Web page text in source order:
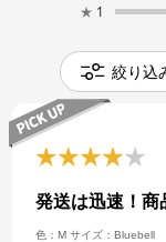
★ 1
絞り込
発送は迅速！商
色：M サイズ：Bluebell